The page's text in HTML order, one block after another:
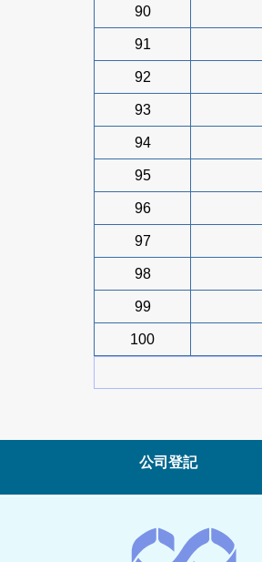
90
91
92
93
94
95
96
97
98
99
100
公司登記